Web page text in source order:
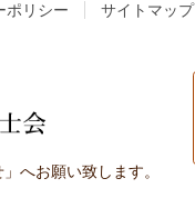
ポリシー サイトマップ
へお願い致します。